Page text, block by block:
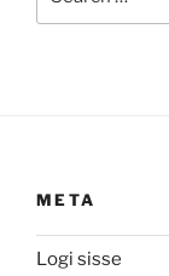
META
Logi sisse